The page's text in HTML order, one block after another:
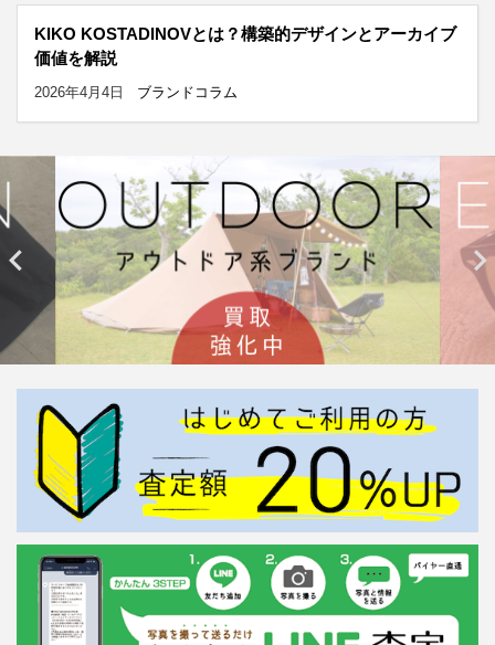
KIKO KOSTADINOVとは？構築的デザインとアーカイブ
価値を解説
2026年4月4日 ブランドコラム
 